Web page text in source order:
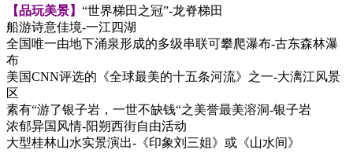
【品玩美景】 “世界梯田之冠”-龙脊梯田
船游诗意佳境-一江四湖
全国唯一由地下涌泉形成的多级串联可攀爬瀑布-古东森林瀑
布
美国CNN评选的《全球最美的十五条河流》之一-大漓江风景
区
素有“游了银子岩，一世不缺钱“之美誉最美溶洞-银子岩
浓郁异国风情-阳朔西街自由活动
大型桂林山水实景演出-《印象刘三姐》或《山水间》